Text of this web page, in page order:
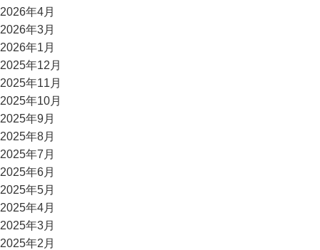
2026年4月
2026年3月
2026年1月
2025年12月
2025年11月
2025年10月
2025年9月
2025年8月
2025年7月
2025年6月
2025年5月
2025年4月
2025年3月
2025年2月